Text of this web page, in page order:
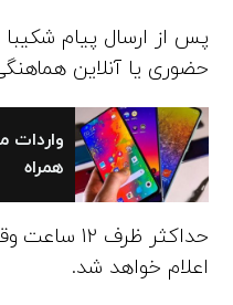
پس از ارسال پیام
حضوری یا آنلاین
واردات
همراه
حداکثر ظرف
اعلام خواهد شد.